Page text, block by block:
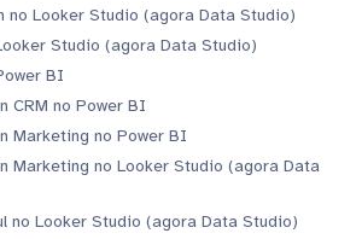
no Looker Studio (agora Data Studio)
Studio (agora Data Studio)
BI
CRM no Power BI
Marketing no Power BI
Marketing no Looker Studio (agora Data
no Looker Studio (agora Data Studio)